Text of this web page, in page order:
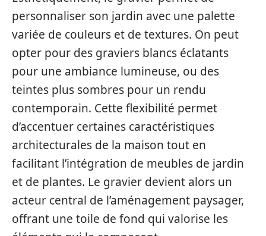
personnaliser son jardin avec une palette
variée de couleurs et de textures. On peut
opter pour des graviers blancs éclatants
pour une ambiance lumineuse, ou des
teintes plus sombres pour un rendu
contemporain. Cette flexibilité permet
d’accentuer certaines caractéristiques
architecturales de la maison tout en
facilitant l’intégration de meubles de jardin
et de plantes. Le gravier devient alors un
acteur central de l’aménagement paysager,
offrant une toile de fond qui valorise les